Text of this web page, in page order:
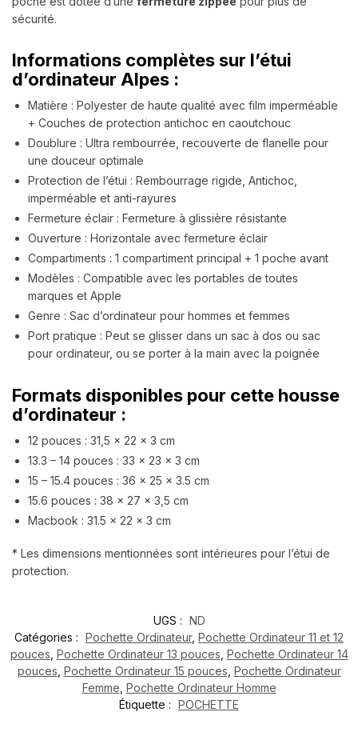
sécurité.
Informations complètes sur l’étui
d’ordinateur Alpes :
Matière : Polyester de haute qualité avec film imperméable
+ Couches de protection antichoc en caoutchouc
Doublure : Ultra rembourrée, recouverte de flanelle pour
une douceur optimale
Protection de l’étui : Rembourrage rigide, Antichoc,
imperméable et anti-rayures
Fermeture éclair : Fermeture à glissière résistante
Ouverture : Horizontale avec fermeture éclair
Compartiments : 1 compartiment principal + 1 poche avant
Modèles : Compatible avec les portables de toutes
marques et Apple
Genre : Sac d’ordinateur pour hommes et femmes
Port pratique : Peut se glisser dans un sac à dos ou sac
pour ordinateur, ou se porter à la main avec la poignée
Formats disponibles pour cette housse
d’ordinateur :
12 pouces : 31,5 x 22 x 3 cm
13.3 – 14 pouces : 33 x 23 x 3 cm
15 – 15.4 pouces : 36 x 25 x 3.5 cm
15.6 pouces : 38 x 27 x 3,5 cm
Macbook : 31.5 x 22 x 3 cm
* Les dimensions mentionnées sont intérieures pour l’étui de
protection.
UGS : ND
Catégories : Pochette Ordinateur, Pochette Ordinateur 11 et 12
pouces Pochette Ordinateur 13 pouces Pochette Ordinateur 14
pouces Pochette Ordinateur 15 pouces Pochette Ordinateur
Femme Pochette Ordinateur Homme
Étiquette : POCHETTE